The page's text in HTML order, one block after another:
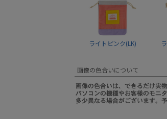
ライトピンク(LK)
画像の色合いについて